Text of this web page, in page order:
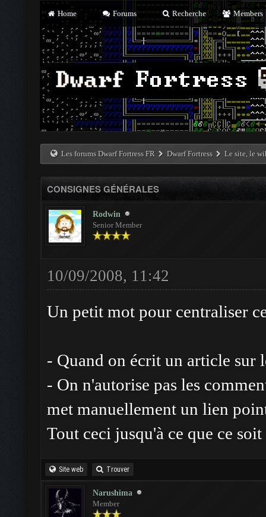
Home Forums Recherche Members
Les forums Dwarf Fortress FR Dwarf Fortress Le site, le
CONSIGNES GÉNÉRALES
Rodwin
Senior Member
10/09/2008, 11:42
Un petit mot pour centraliser
- Quand on écrit un article sur
- On n'autorise pas les
met manuellement un lien
Tout ceci jusqu'à ce que ce
Site web Trouver
Narushima
Member